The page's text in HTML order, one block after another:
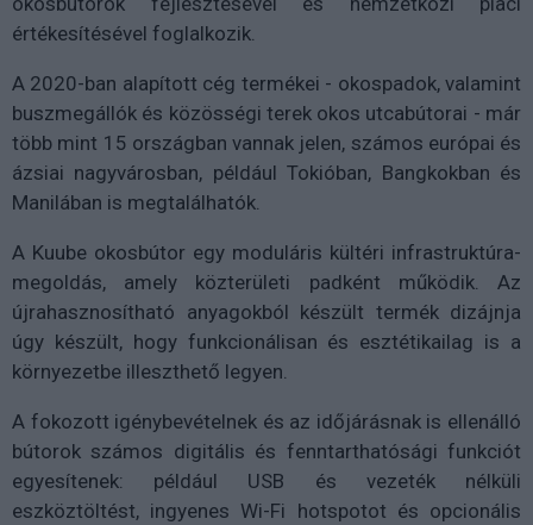
értékesítésével foglalkozik.
A 2020-ban alapított cég termékei - okospadok, valamint
buszmegállók és közösségi terek okos utcabútorai - már
több mint 15 országban vannak jelen, számos európai és
ázsiai nagyvárosban, például Tokióban, Bangkokban és
Manilában is megtalálhatók.
A Kuube okosbútor egy moduláris kültéri infrastruktúra-
megoldás, amely közterületi padként működik. Az
újrahasznosítható anyagokból készült termék dizájnja
úgy készült, hogy funkcionálisan és esztétikailag is a
környezetbe illeszthető legyen.
A fokozott igénybevételnek és az időjárásnak is ellenálló
bútorok számos digitális és fenntarthatósági funkciót
egyesítenek: például USB és vezeték nélküli
eszköztöltést, ingyenes Wi-Fi hotspotot és opcionális